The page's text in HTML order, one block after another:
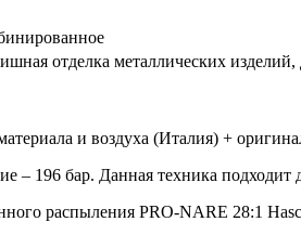
отделка металлических изделий,
и воздуха (Италия) +
– 196 бар. Данная техника
распыления PRO-NARE 28:1